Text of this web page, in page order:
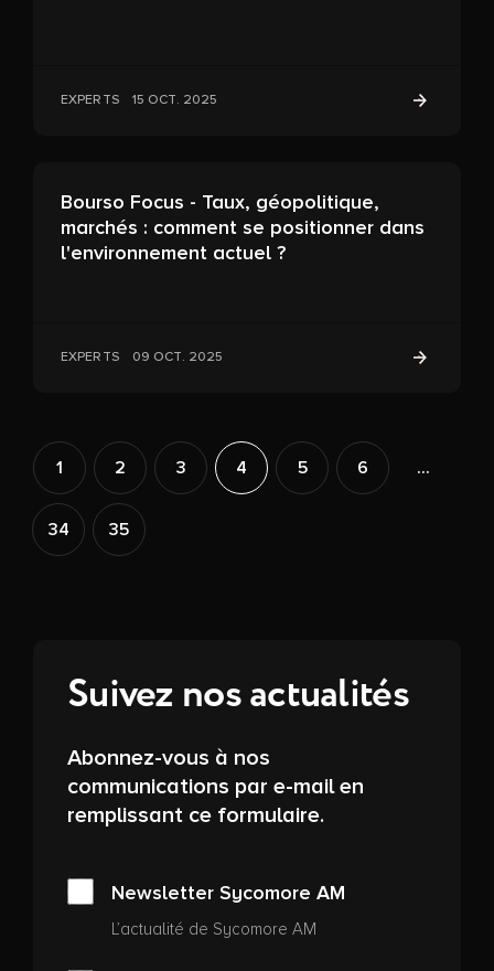
EXPERTS 15 OCT. 2025
Bourso Focus - Taux, géopolitique,
marchés : comment se positionner dans
l'environnement actuel ?
EXPERTS 09 OCT. 2025
1 2 3 4 5 6 ...
34 35
Suivez nos actualités
Abonnez-vous à nos
communications par e-mail en
remplissant ce formulaire.
Newsletter Sycomore AM
L’actualité de Sycomore AM